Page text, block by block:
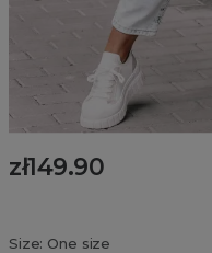
zł149.90
Size: One size